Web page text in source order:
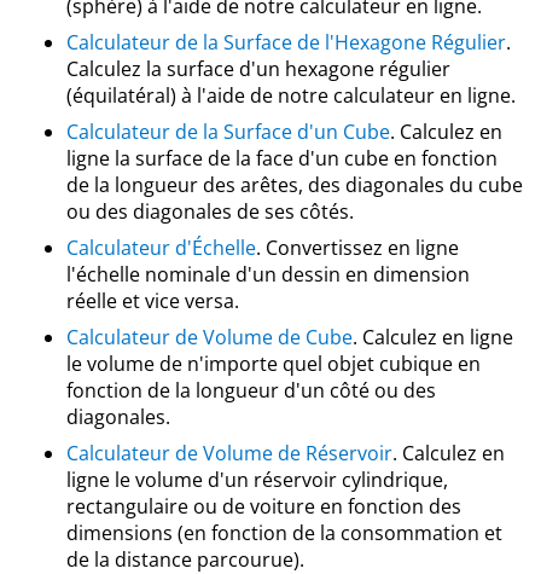
(sphère) à l'aide de notre calculateur en ligne.
Calculateur de la Surface de l'Hexagone Régulier.
Calculez la surface d'un hexagone régulier
(équilatéral) à l'aide de notre calculateur en ligne.
Calculateur de la Surface d'un Cube. Calculez en
ligne la surface de la face d'un cube en fonction
de la longueur des arêtes, des diagonales du cube
ou des diagonales de ses côtés.
Calculateur d'Échelle. Convertissez en ligne
l'échelle nominale d'un dessin en dimension
réelle et vice versa.
Calculateur de Volume de Cube. Calculez en ligne
le volume de n'importe quel objet cubique en
fonction de la longueur d'un côté ou des
diagonales.
Calculateur de Volume de Réservoir. Calculez en
ligne le volume d'un réservoir cylindrique,
rectangulaire ou de voiture en fonction des
dimensions (en fonction de la consommation et
de la distance parcourue).